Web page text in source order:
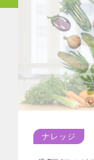
ナレッジ
ナレッジ
ナレッジ
ナレッジ